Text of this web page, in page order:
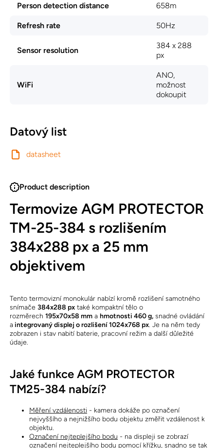
Person detection distance 658m
Refresh rate 50Hz
Sensor resolution
384 x 288
px
WiFi
ANO,
možnost
dokoupit
Datový list
datasheet
Product description
Termovize AGM PROTECTOR
TM-25-384 s rozlišením
384x288 px a 25 mm
objektivem
Tento termovizní monokulár nabízí kromě rozlišení samotného
snímače 384x288 px také kompaktní tělo o
rozměrech 195x70x58 mm a hmotnosti 460 g, snadné ovládání
a integrovaný displej o rozlišení 1024x768 px. Je na něm tedy
zobrazen i stav nabití baterie, pracovní režim a další důležité
údaje.
Jaké funkce AGM PROTECTOR
TM25-384 nabízí?
Měření vzdálenosti - kamera dokáže po označení
nejvyššího a nejnižšího bodu objektu změřit vzdálenost k
objektu.
Označení nejteplejšího bodu - na displeji se zobrazí
označení nejteplejšího bodu pomocí křížku, snadno se tak